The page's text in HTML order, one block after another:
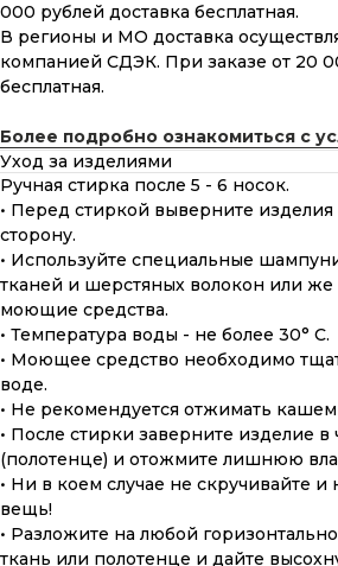
000 рублей доставка бесплатная.
В регионы и МО доставка
компанией СДЭК. При заказе от 20
бесплатная.
Более подробно ознакомиться с
Уход за изделиями
Ручная стирка после 5 - 6 носок.
• Перед стиркой выверните
сторону.
• Используйте специальные
тканей и шерстяных волокон или же
моющие средства.
• Температура воды - не более 30° С.
• Моющее средство необходимо
воде.
• Не рекомендуется отжимать
• После стирки заверните изделие в
(полотенце) и отожмите лишнюю
• Ни в коем случае не скручивайте и
вещь!
• Разложите на любой
ткань или полотенце и дайте